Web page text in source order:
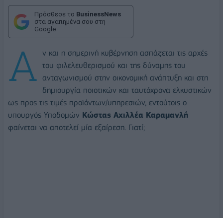
Πρόσθεσε το BusinessNews
στα αγαπημένα σου στη
Google
Α ν και η σημερινή κυβέρνηση ασπάζεται τις αρχές
του φιλελευθερισμού και της δύναμης του
ανταγωνισμού στην οικονομική ανάπτυξη και στη
δημιουργία ποιοτικών και ταυτόχρονα ελκυστικών
ως προς τις τιμές προϊόντων/υπηρεσιών, εντούτοις ο
υπουργός Υποδομών Κώστας Αχιλλέα Καραμανλή
φαίνεται να αποτελεί μία εξαίρεση. Γιατί;